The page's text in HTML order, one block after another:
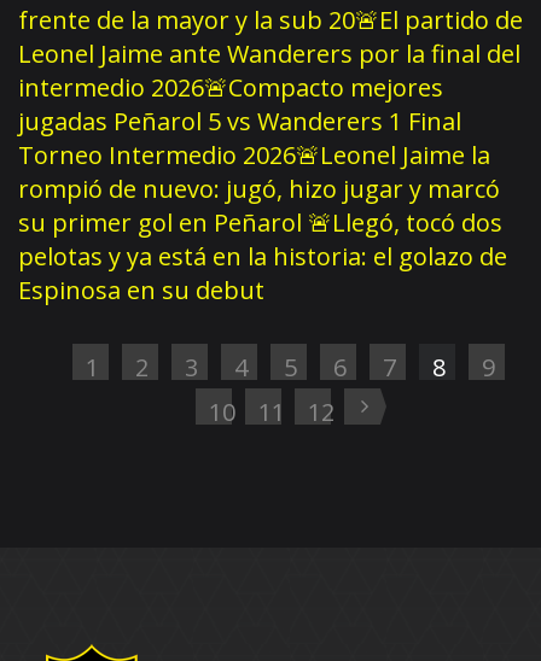
frente de la mayor y la sub 20🚨El partido de
Leonel Jaime ante Wanderers por la final del
intermedio 2026🚨Compacto mejores
jugadas Peñarol 5 vs Wanderers 1 Final
Torneo Intermedio 2026🚨Leonel Jaime la
rompió de nuevo: jugó, hizo jugar y marcó
su primer gol en Peñarol 🚨Llegó, tocó dos
pelotas y ya está en la historia: el golazo de
Espinosa en su debut
1 2 3 4 5 6 7 8
9
10
11 12